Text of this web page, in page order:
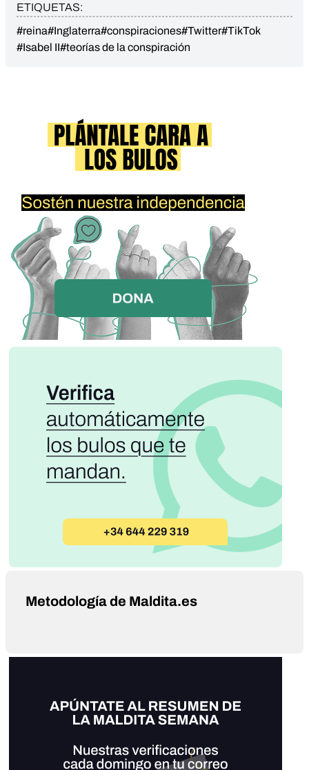
ETIQUETAS:
#reina#Inglaterra#conspiraciones#Twitter#TikTok
#Isabel II#teorías de la conspiración
Metodología de Maldita.es